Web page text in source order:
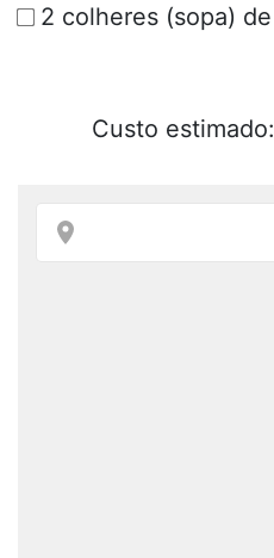
2 colheres (sopa) de
Custo estimado: